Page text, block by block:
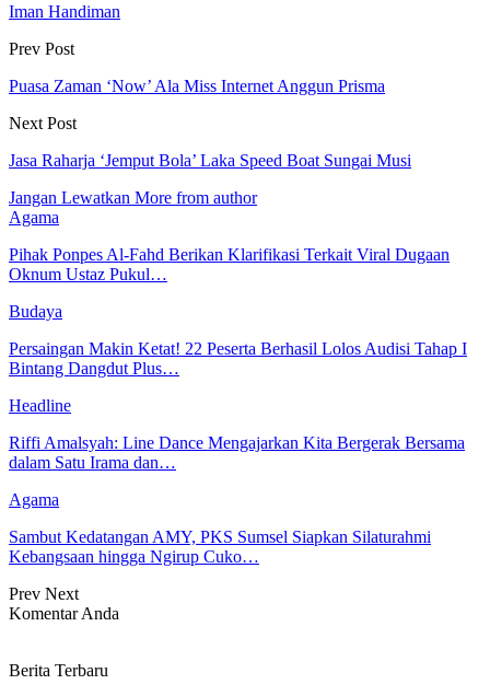
Iman Handiman
Prev Post
Puasa Zaman ‘Now’ Ala Miss Internet Anggun Prisma
Next Post
Jasa Raharja ‘Jemput Bola’ Laka Speed Boat Sungai Musi
Jangan Lewatkan More from author
Agama
Pihak Ponpes Al-Fahd Berikan Klarifikasi Terkait Viral Dugaan
Oknum Ustaz Pukul…
Budaya
Persaingan Makin Ketat! 22 Peserta Berhasil Lolos Audisi Tahap I
Bintang Dangdut Plus…
Headline
Riffi Amalsyah: Line Dance Mengajarkan Kita Bergerak Bersama
dalam Satu Irama dan…
Agama
Sambut Kedatangan AMY, PKS Sumsel Siapkan Silaturahmi
Kebangsaan hingga Ngirup Cuko…
Prev Next
Komentar Anda
Berita Terbaru